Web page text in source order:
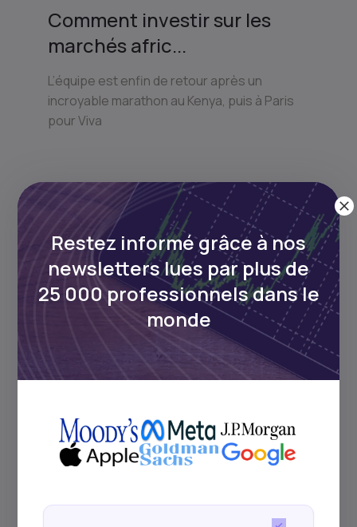
Comment investir sur les
marchés afric...
L’équipe est enfin de retour après un
incroyable marathon au Kenya, puis à Paris
pour Viva
min Read MAY 5, 2026
Comment investir en Afrique
depuis le ...
Comment Daba simplifie l’investissement en
Afrique pour la diaspora canadienne
Restez informé grâce à nos
newsletters lues par plus de
25 000 professionnels dans le
monde